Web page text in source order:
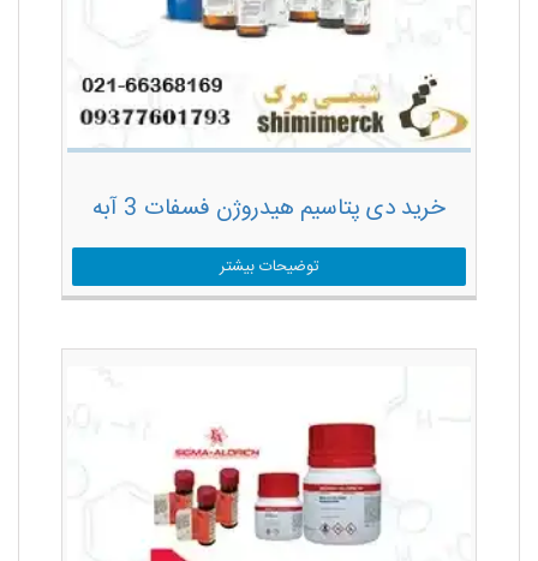
خرید دی پتاسیم هیدروژن فسفات 3 آبه
توضیحات بیشتر